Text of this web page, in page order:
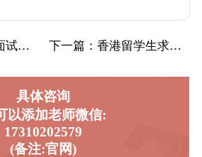
么选择? 下一篇 ：香港留学生求职辅导费用高吗?如何选择辅导…
具体咨询
以添加老师微信:
17310202579
(备注:官网)